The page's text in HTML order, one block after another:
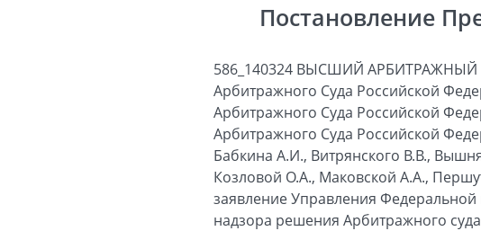
Постановление
586_140324 ВЫСШИЙ
Арбитражного Суда Российской
Арбитражного Суда Российской
Арбитражного Суда Российской
Бабкина А.И., Витрянского В.В.,
Козловой О.А., Маковской А.А.,
заявление Управления
надзора решения Арбитражного